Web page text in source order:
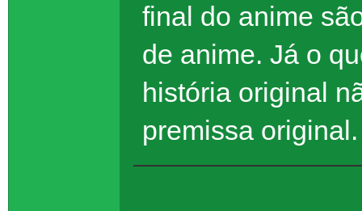
final do anime
de anime. Já o
história original
premissa original.